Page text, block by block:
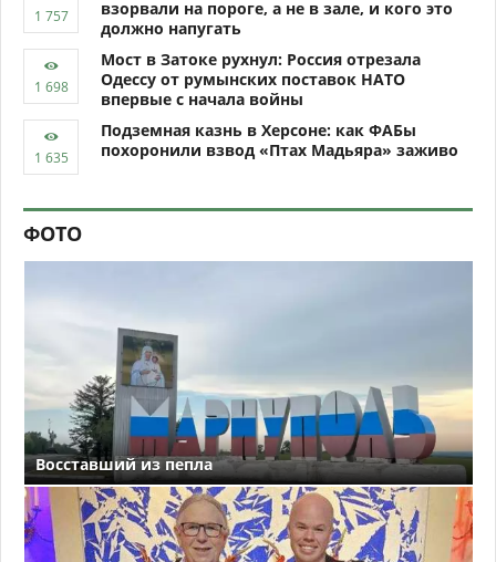
взорвали на пороге, а не в зале, и кого это
должно напугать
Мост в Затоке рухнул: Россия отрезала
Одессу от румынских поставок НАТО
впервые с начала войны
Подземная казнь в Херсоне: как ФАБы
похоронили взвод «Птах Мадьяра» заживо
ФОТО
Восставший из пепла